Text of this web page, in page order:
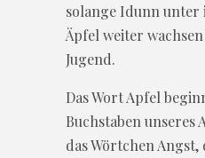
solange Idunn
Äpfel weiter
Jugend.
Das Wort Apfel
Buchstaben unseres
das Wörtchen Angst,